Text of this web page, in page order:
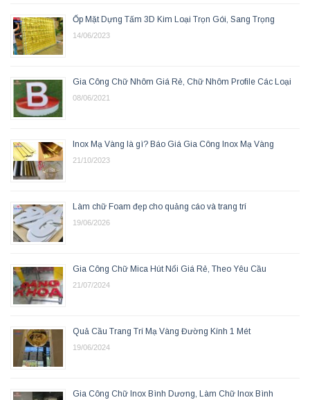
Ốp Mặt Dựng Tấm 3D Kim Loại Trọn Gói, Sang Trọng
14/06/2023
Gia Công Chữ Nhôm Giá Rẻ, Chữ Nhôm Profile Các Loại
08/06/2021
Inox Mạ Vàng là gì? Báo Giá Gia Công Inox Mạ Vàng
21/10/2023
Làm chữ Foam đẹp cho quảng cáo và trang trí
19/06/2026
Gia Công Chữ Mica Hút Nổi Giá Rẻ, Theo Yêu Cầu
21/07/2024
Quả Cầu Trang Trí Mạ Vàng Đường Kính 1 Mét
19/06/2024
Gia Công Chữ Inox Bình Dương, Làm Chữ Inox Bình